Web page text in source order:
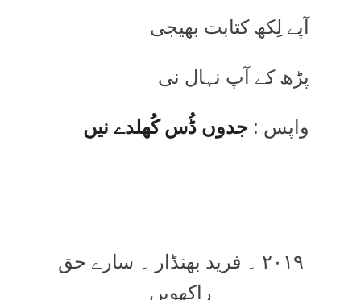
آپے لِکھ کتابت بھیجی
پڑھ کے آپ نہال نی
واپس : جدوں ڈُس کُھلدے نیں
۲۰۱۹ ۔ فرید بھنڈار ۔ سارے حق
راکھویں